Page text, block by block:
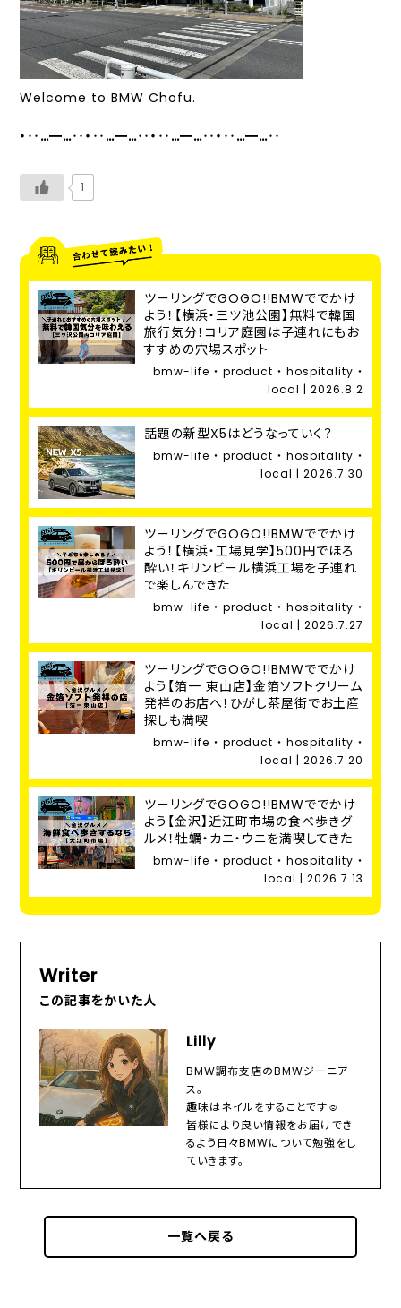
Welcome to BMW Chofu.
・‥…━…‥・‥…━…‥・‥…━…‥・‥…━…‥
1
ツーリングでGOGO!!BMWででかけ
よう！【横浜・三ツ池公園】無料で韓国
旅行気分！コリア庭園は子連れにもお
すすめの穴場スポット
bmw-life ・ product ・ hospitality ・
local | 2026.8.2
話題の新型X5はどうなっていく？
bmw-life ・ product ・ hospitality ・
local | 2026.7.30
ツーリングでGOGO!!BMWででかけ
よう！【横浜・工場見学】500円でほろ
酔い！キリンビール横浜工場を子連れ
で楽しんできた
bmw-life ・ product ・ hospitality ・
local | 2026.7.27
ツーリングでGOGO!!BMWででかけ
よう【箔一 東山店】金箔ソフトクリーム
発祥のお店へ！ひがし茶屋街でお土産
探しも満喫
bmw-life ・ product ・ hospitality ・
local | 2026.7.20
ツーリングでGOGO!!BMWででかけ
よう【金沢】近江町市場の食べ歩きグ
ルメ！牡蠣・カニ・ウニを満喫してきた
bmw-life ・ product ・ hospitality ・
local | 2026.7.13
Writer
この記事をかいた人
Lilly
BMW調布支店のBMWジーニア
ス。
趣味はネイルをすることです☺️
皆様により良い情報をお届けでき
るよう日々BMWについて勉強をし
ていきます。
一覧へ戻る